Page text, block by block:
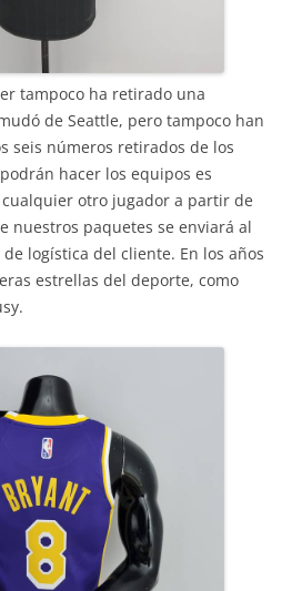
tampoco ha retirado una
de Seattle, pero tampoco han
seis números retirados de los
hacer los equipos es
otro jugador a partir de
nuestros paquetes se enviará al
logística del cliente. En los años
estrellas del deporte, como